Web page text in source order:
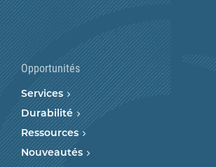
Opportunités
Services
Durabilité
Ressources
Nouveautés